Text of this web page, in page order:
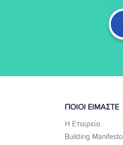
ΠΟΙΟΙ ΕΙΜΑΣΤΕ
Η Εταιρεία
Building Manifesto